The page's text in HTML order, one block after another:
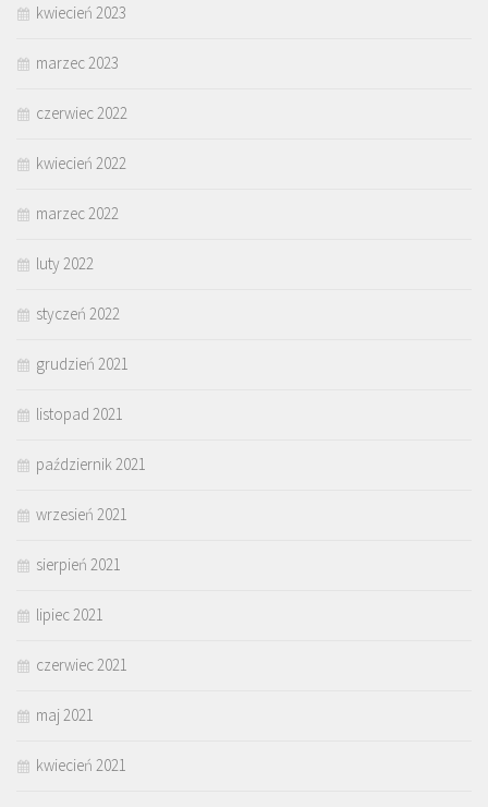
kwiecień 2023
marzec 2023
czerwiec 2022
kwiecień 2022
marzec 2022
luty 2022
styczeń 2022
grudzień 2021
listopad 2021
październik 2021
wrzesień 2021
sierpień 2021
lipiec 2021
czerwiec 2021
maj 2021
kwiecień 2021